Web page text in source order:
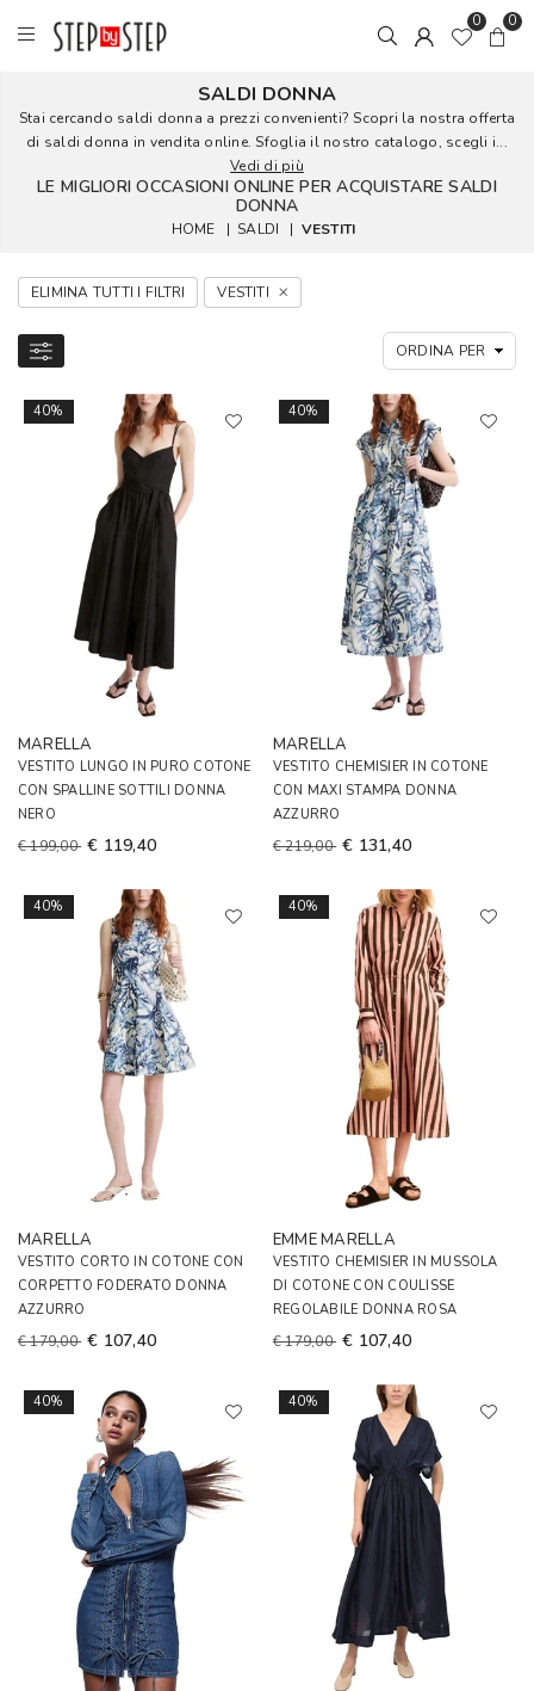
0 0
SALDI DONNA
Stai cercando saldi donna a prezzi convenienti? Scopri la nostra offerta
di saldi donna in vendita online. Sfoglia il nostro catalogo, scegli i...
Vedi di più
LE MIGLIORI OCCASIONI ONLINE PER ACQUISTARE SALDI
DONNA
HOME | SALDI | VESTITI
ELIMINA TUTTI I FILTRI VESTITI
40%
MARELLA
VESTITO LUNGO IN PURO COTONE
CON SPALLINE SOTTILI DONNA
NERO
€ 199,00 € 119,40
40%
MARELLA
VESTITO CHEMISIER IN COTONE
CON MAXI STAMPA DONNA
AZZURRO
€ 219,00 € 131,40
40%
MARELLA
VESTITO CORTO IN COTONE CON
CORPETTO FODERATO DONNA
AZZURRO
€ 179,00 € 107,40
40%
EMME MARELLA
VESTITO CHEMISIER IN MUSSOLA
DI COTONE CON COULISSE
REGOLABILE DONNA ROSA
€ 179,00 € 107,40
40% 40%